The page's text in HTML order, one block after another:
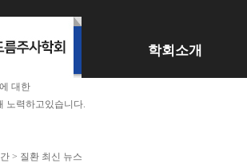
학회소개
대한
노력하고있습니다.
> 질환 최신 뉴스